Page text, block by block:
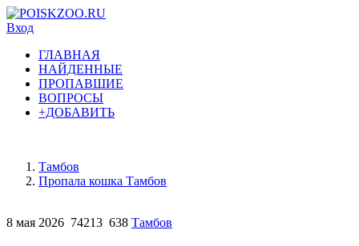
Вход
ГЛАВНАЯ
НАЙДЕННЫЕ
ПРОПАВШИЕ
ВОПРОСЫ
+ДОБАВИТЬ
Тамбов
Пропала кошка Тамбов
8 мая 2026 74213 638 Тамбов